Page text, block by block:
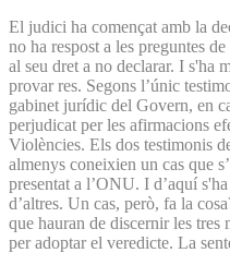
El judici ha començat amb la
no ha respost a les preguntes
al seu dret a no declarar. I s'ha
provar res. Segons l’únic
gabinet jurídic del Govern, en
perjudicat per les afirmacions
Violències. Els dos testimonis
almenys coneixien un cas que
presentat a l’ONU. I d’aquí
d’altres. Un cas, però, fa la
que hauran de discernir les tres
per adoptar el veredicte. La